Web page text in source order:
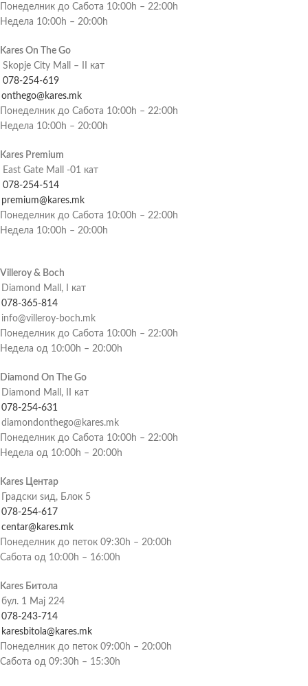
Понеделник до Сабота 10:00h – 22:00h
Недела 10:00h – 20:00h
Kares On The Go
Skopje City Mall – II кат
078-254-619
onthego@kares.mk
Понеделник до Сабота 10:00h – 22:00h
Недела 10:00h – 20:00h
Kares Premium
East Gate Mall -01 кат
078-254-514
premium@kares.mk
Понеделник до Сабота 10:00h – 22:00h
Недела 10:00h – 20:00h
Villeroy & Boch
Diamond Mall, I кат
078-365-814
info@villeroy-boch.mk
Понеделник до Сабота 10:00h – 22:00h
Недела од 10:00h – 20:00h
Diamond On The Go
Diamond Mall, II кат
078-254-631
diamondonthego@kares.mk
Понеделник до Сабота 10:00h – 22:00h
Недела од 10:00h – 20:00h
Kares Центар
Градски ѕид, Блок 5
078-254-617
centar@kares.mk
Понеделник до петок 09:30h – 20:00h
Сабота од 10:00h – 16:00h
Kares Битола
бул. 1 Мај 224
078-243-714
karesbitola@kares.mk
Понеделник до петок 09:00h – 20:00h
Сабота од 09:30h – 15:30h